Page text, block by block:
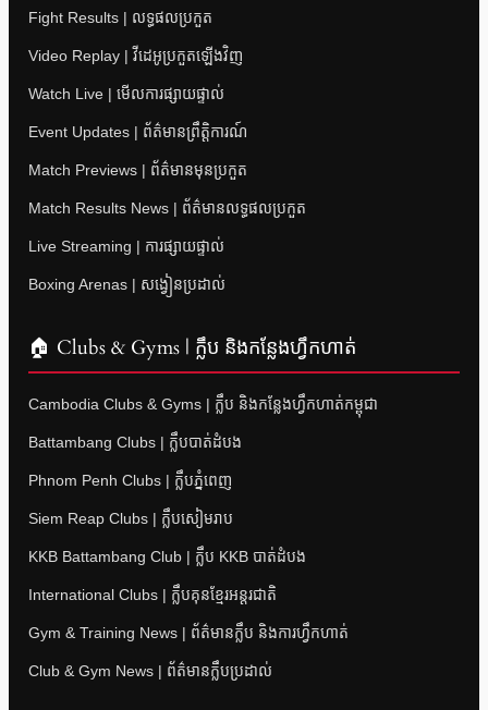
Fight Results | លទ្ធផលប្រកួត
Video Replay | វីដេអូប្រកួតឡើងវិញ
Watch Live | មើលការផ្សាយផ្ទាល់
Event Updates | ព័ត៌មានព្រឹត្តិការណ៍
Match Previews | ព័ត៌មានមុនប្រកួត
Match Results News | ព័ត៌មានលទ្ធផលប្រកួត
Live Streaming | ការផ្សាយផ្ទាល់
Boxing Arenas | សង្វៀនប្រដាល់
🏠 Clubs & Gyms | ក្លឹប និងកន្លែងហ្វឹកហាត់
Cambodia Clubs & Gyms | ក្លឹប និងកន្លែងហ្វឹកហាត់កម្ពុជា
Battambang Clubs | ក្លឹបបាត់ដំបង
Phnom Penh Clubs | ក្លឹបភ្នំពេញ
Siem Reap Clubs | ក្លឹបសៀមរាប
KKB Battambang Club | ក្លឹប KKB បាត់ដំបង
International Clubs | ក្លឹបគុនខ្មែរអន្តរជាតិ
Gym & Training News | ព័ត៌មានក្លឹប និងការហ្វឹកហាត់
Club & Gym News | ព័ត៌មានក្លឹបប្រដាល់